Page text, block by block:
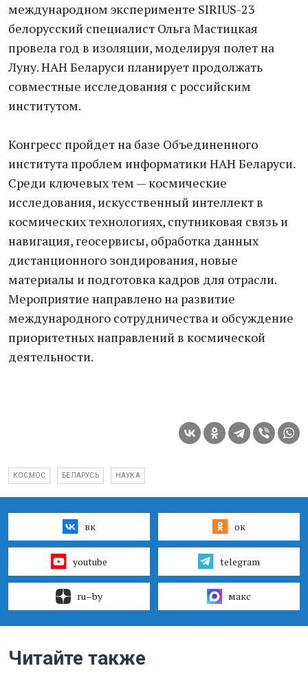
международном эксперименте SIRIUS-23
белорусский специалист Ольга Мастицкая
провела год в изоляции, моделируя полет на
Луну. НАН Беларуси планирует продолжать
совместные исследования с российским
институтом.
Конгресс пройдет на базе Объединенного
института проблем информатики НАН Беларуси.
Среди ключевых тем — космические
исследования, искусственный интеллект в
космических технологиях, спутниковая связь и
навигация, геосервисы, обработка данных
дистанционного зондирования, новые
материалы и подготовка кадров для отрасли.
Мероприятие направлено на развитие
международного сотрудничества и обсуждение
приоритетных направлений в космической
деятельности.
КОСМОС БЕЛАРУСЬ НАУКА
вк ок
youtube telegram
ru–by макс
Читайте также